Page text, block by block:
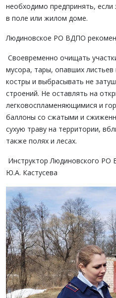
необходимо предпринять, если
в поле или жилом доме.
Людиновское РО ВДПО
Своевременно очищать
мусора, тары, опавших
костры и выбрасывать не
строений. Не оставлять на
легковоспламеняющимися и
баллоны со сжатыми и
сухую траву на территории,
также полях и лесах.
Инструктор Людиновского РО
Ю.А. Кастусева